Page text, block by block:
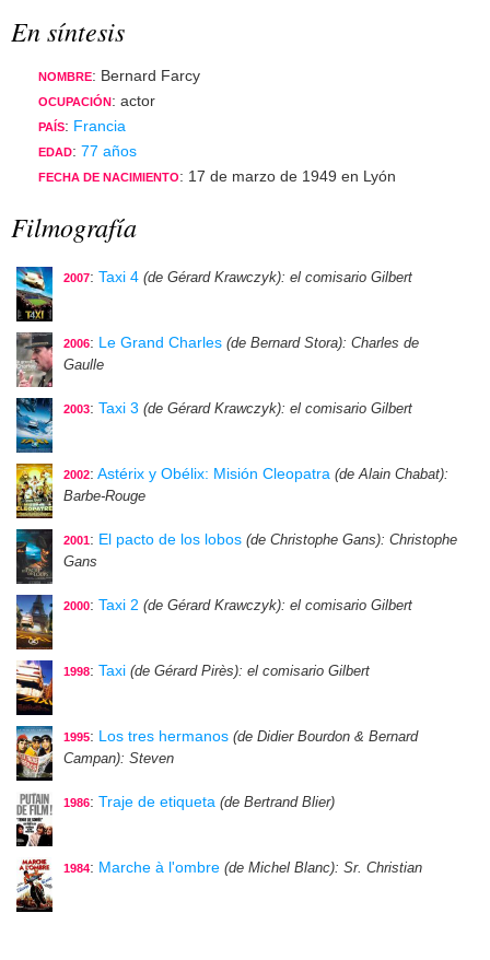
En síntesis
NOMBRE: Bernard Farcy
OCUPACIÓN : actor
PAÍS: Francia
EDAD: 77 años
FECHA DE NACIMIENTO: 17 de marzo de 1949 en Lyón
Filmografía
2007: Taxi 4 (de Gérard Krawczyk): el comisario Gilbert
2006: Le Grand Charles (de Bernard Stora): Charles de
Gaulle
2003: Taxi 3 (de Gérard Krawczyk): el comisario Gilbert
2002: Astérix y Obélix: Misión Cleopatra (de Alain Chabat):
Barbe-Rouge
2001: El pacto de los lobos (de Christophe Gans): Christophe
Gans
2000: Taxi 2 (de Gérard Krawczyk): el comisario Gilbert
1998: Taxi (de Gérard Pirès): el comisario Gilbert
1995: Los tres hermanos (de Didier Bourdon & Bernard
Campan): Steven
1986: Traje de etiqueta (de Bertrand Blier)
1984: Marche à l'ombre (de Michel Blanc): Sr. Christian